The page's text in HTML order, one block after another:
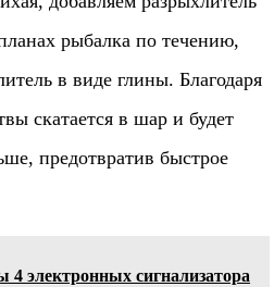
рыбалка по течению,
в виде глины. Благодаря
скатается в шар и будет
предотвратив быстрое
4 электронных сигнализатора